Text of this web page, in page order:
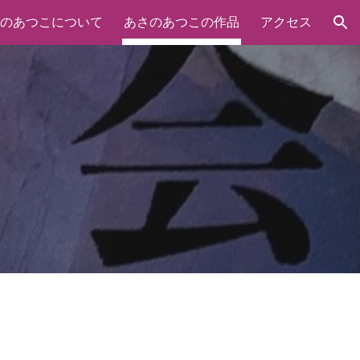
あつこについて あさのあつこの作品 アクセス